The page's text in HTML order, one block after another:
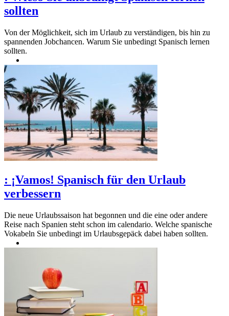
sollten
Von der Möglichkeit, sich im Urlaub zu verständigen, bis hin zu
spannenden Jobchancen. Warum Sie unbedingt Spanisch lernen
sollten.
: ¡Vamos! Spanisch für den Urlaub
verbessern
Die neue Urlaubssaison hat begonnen und die eine oder andere
Reise nach Spanien steht schon im calendario. Welche spanische
Vokabeln Sie unbedingt im Urlaubsgepäck dabei haben sollten.